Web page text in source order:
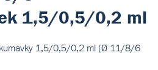
1,5/0,5/0,2 ml
1,5/0,5/0,2 ml (Ø 11/8/6